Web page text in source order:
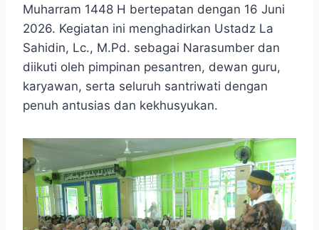
Muharram 1448 H bertepatan dengan 16 Juni
2026. Kegiatan ini menghadirkan Ustadz La
Sahidin, Lc., M.Pd. sebagai Narasumber dan
diikuti oleh pimpinan pesantren, dewan guru,
karyawan, serta seluruh santriwati dengan
penuh antusias dan kekhusyukan.